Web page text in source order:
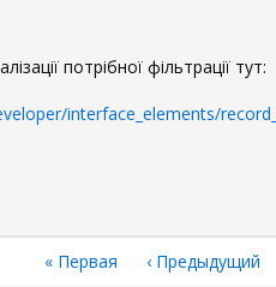
потрібної фільтрації тут:
interface_elements/
Первая
« Первая ←
‹ Предыдущий